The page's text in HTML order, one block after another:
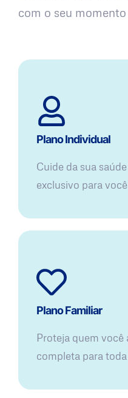
com o seu
Plano Individual
Cuide da sua
exclusivo para
Plano Familiar
Proteja quem
completa para